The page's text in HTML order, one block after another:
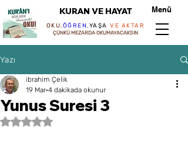
KURAN VE HAYAT
OKU,ÖĞREN,YAŞA VE AKTAR
ÇÜNKÜ MEZARDA OKUMAYACAKSIN
Menü
Yazı
Yunus Suresi 3
ibrahim Çelik
19 Mar 4 dakikada okunur
5 üzerinden NaN yıldız